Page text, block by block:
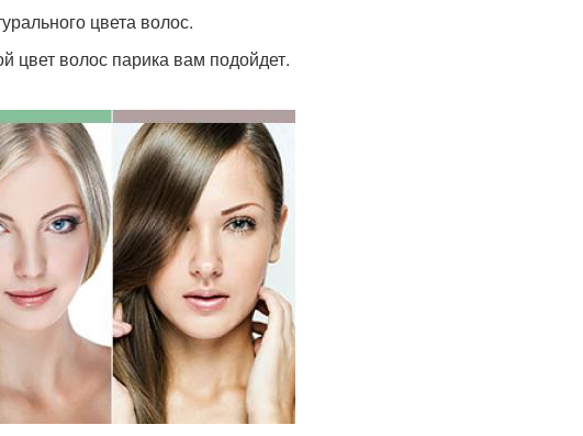
цвета волос.
цвет волос парика вам подойдет.